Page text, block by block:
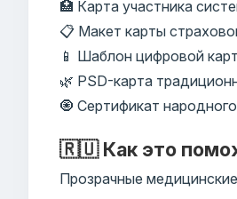
🏥 Карта участника
📋 Макет карты
📱 Шаблон цифровой
🌿 PSD-карта
🧿 Сертификат
🇷🇺 Как это
Прозрачные